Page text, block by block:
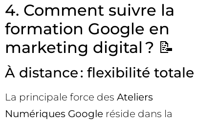
4. Comment suivre la
formation Google en
marketing digital ? 📝
À distance : flexibilité totale
La principale force des Ateliers
Numériques Google réside dans la